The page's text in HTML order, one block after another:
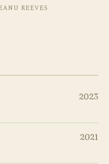
REEVES
2023
2021